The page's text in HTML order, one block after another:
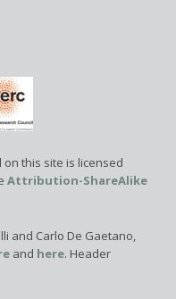
this site is licensed
Attribution-ShareAlike
and Carlo De Gaetano,
and here. Header